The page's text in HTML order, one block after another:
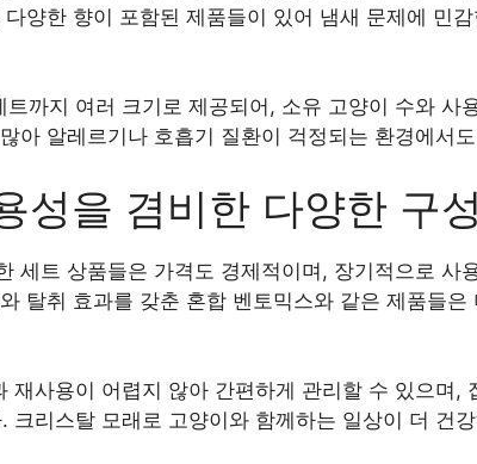
양한 향이 포함된 제품들이 있어 냄새 문제에 민
까지 여러 크기로 제공되어, 소유 고양이 수와 사
아 알레르기나 호흡기 질환이 걱정되는 환경에서
성을 겸비한 다양한 구성
세트 상품들은 가격도 경제적이며, 장기적으로 사
탈취 효과를 갖춘 혼합 벤토믹스와 같은 제품들
재사용이 어렵지 않아 간편하게 관리할 수 있으며,
크리스탈 모래로 고양이와 함께하는 일상이 더 건